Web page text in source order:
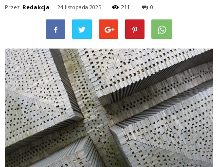
Przez Redakcja - 24 listopada 2025 211 0